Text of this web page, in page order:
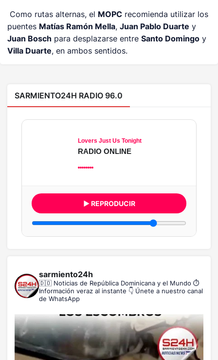
Como rutas alternas, el MOPC recomienda utilizar los
puentes Matías Ramón Mella,Juan Pablo Duarte y
Juan Bosch para desplazarse entreSanto Domingo y
Villa Duarte, en ambos sentidos.
SARMIENTO24H RADIO 96.0
Lovers Just Us Tonight
RADIO ONLINE
▶ REPRODUCIR
sarmiento24h
🇩🇴 Noticias de República Dominicana y el Mundo ⏱️
Información veraz al instante 👇 Únete a nuestro canal
de WhatsApp